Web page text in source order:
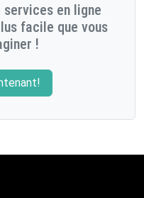
en ligne
facile que vous
!